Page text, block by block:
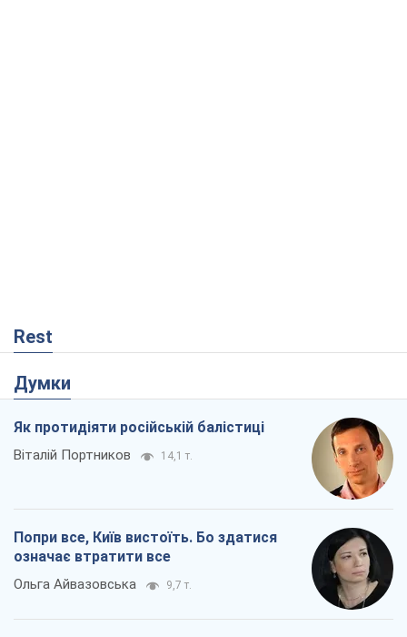
Rest
Думки
Як протидіяти російській балістиці
Віталій Портников 14,1 т.
Попри все, Київ вистоїть. Бо здатися
означає втратити все
Ольга Айвазовська 9,7 т.